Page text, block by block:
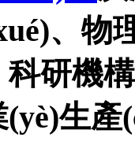
、物
研機
生